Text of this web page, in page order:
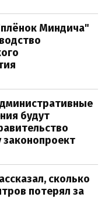
Миндича"
будут
законопроект
сколько
потерял за